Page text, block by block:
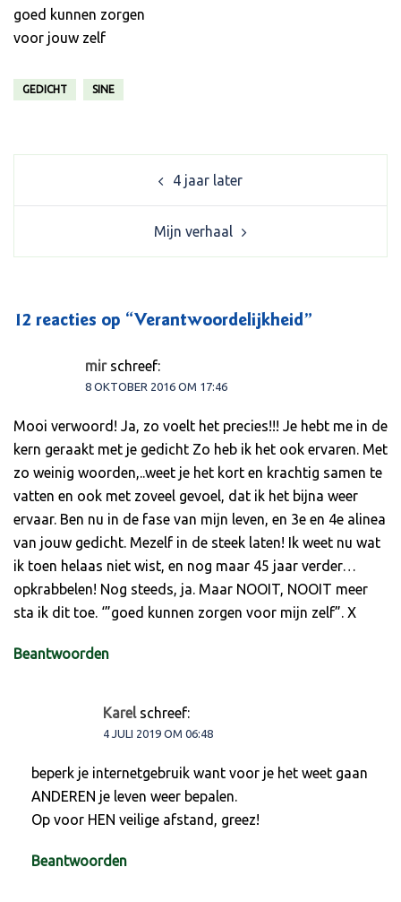
goed kunnen zorgen
voor jouw zelf
GEDICHT SINE
4 jaar later
Mijn verhaal
12 reacties op “Verantwoordelijkheid”
mir schreef:
8 OKTOBER 2016 OM 17:46
Mooi verwoord! Ja, zo voelt het precies!!! Je hebt me in de
kern geraakt met je gedicht Zo heb ik het ook ervaren. Met
zo weinig woorden,..weet je het kort en krachtig samen te
vatten en ook met zoveel gevoel, dat ik het bijna weer
ervaar. Ben nu in de fase van mijn leven, en 3e en 4e alinea
van jouw gedicht. Mezelf in de steek laten! Ik weet nu wat
ik toen helaas niet wist, en nog maar 45 jaar verder…
opkrabbelen! Nog steeds, ja. Maar NOOIT, NOOIT meer
sta ik dit toe. ‘”goed kunnen zorgen voor mijn zelf”. X
Beantwoorden
Karel schreef:
4 JULI 2019 OM 06:48
beperk je internetgebruik want voor je het weet gaan
ANDEREN je leven weer bepalen.
Op voor HEN veilige afstand, greez!
Beantwoorden